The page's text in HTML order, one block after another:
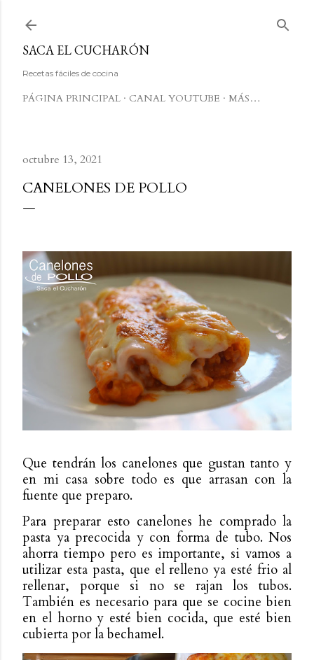
SACA EL CUCHARÓN
Recetas fáciles de cocina
PÁGINA PRINCIPAL CANAL YOUTUBE MÁS…
octubre 13, 2021
CANELONES DE POLLO
Que tendrán los canelones que gustan tanto y
en mi casa sobre todo es que arrasan con la
fuente que preparo.
Para preparar esto canelones he comprado la
pasta ya precocida y con forma de tubo. Nos
ahorra tiempo pero es importante, si vamos a
utilizar esta pasta, que el relleno ya esté frio al
rellenar, porque si no se rajan los tubos.
También es necesario para que se cocine bien
en el horno y esté bien cocida, que esté bien
cubierta por la bechamel.